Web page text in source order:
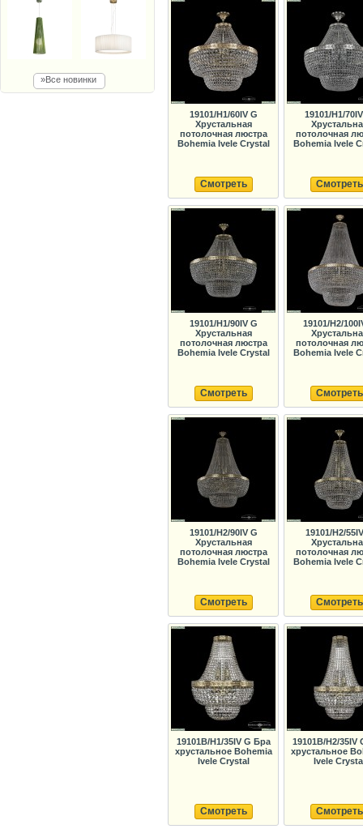
»Все новинки
19101/H1/60IV G
Хрустальная
потолочная люстра
Bohemia Ivele Crystal
Смотреть
19101/H1/
потолочная
Bohemia Ivele
Смотреть
19101/H1/90IV G
Хрустальная
потолочная люстра
Bohemia Ivele Crystal
Смотреть
19101/H2/
потолочная
Bohemia Ivele
Смотреть
19101/H2/90IV G
Хрустальная
потолочная люстра
Bohemia Ivele Crystal
Смотреть
19101/H2/
потолочная
Bohemia Ivele
Смотреть
19101B/H1/35IV G Бра
хрустальное Bohemia
Ivele Crystal
Смотреть
19101B/H2/35IV
хрустальное
Ivele
Смотреть